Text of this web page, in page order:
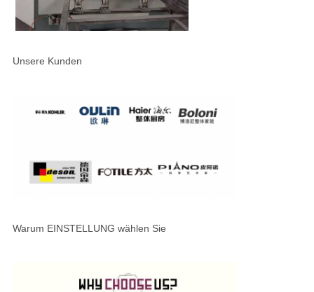
Unsere Kunden
Warum EINSTELLUNG wählen Sie